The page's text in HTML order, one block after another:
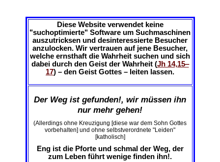
Diese Website verwendet keine
"suchoptimierte" Software um Suchmaschinen
auszutricksen und desinteressierte Besucher
anzulocken. Wir vertrauen auf jene Besucher,
welche ernsthaft die Wahrheit suchen und sich
dabei durch den Geist der Wahrheit (Jh 14,15‒
17) – den Geist Gottes – leiten lassen.
Der Weg ist gefunden!, wir müssen ihn
nur mehr gehen!
(Allerdings ohne Kreuzigung [diese war dem Sohn Gottes
vorbehalten] und ohne selbstverordnete "Leiden"
[katholisch]
Eng ist die Pforte und schmal der Weg, der
zum Leben führt wenige finden ihn!.